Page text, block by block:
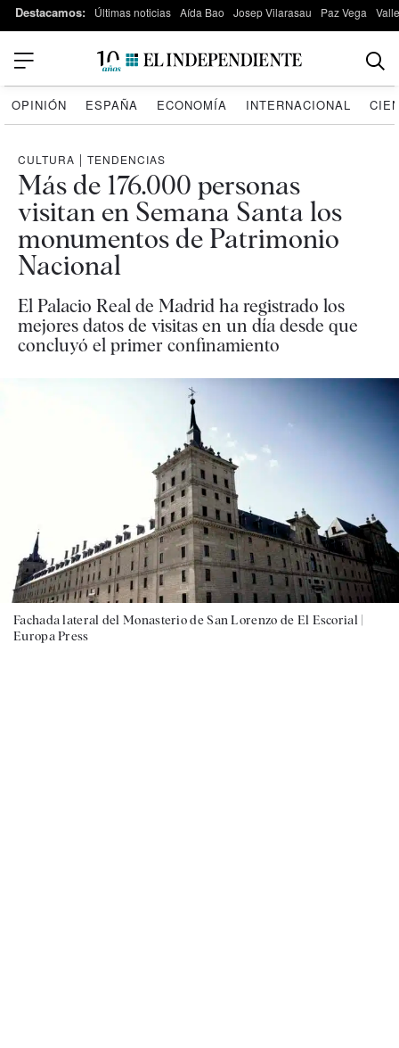
Destacamos: Últimas noticias Aída Bao Josep Vilarasau Paz Vega
OPINIÓN ESPAÑA ECONOMÍA INTERNACIONAL
CULTURA | TENDENCIAS
Más de 176.000 personas
visitan en Semana Santa los
monumentos de Patrimonio
Nacional
El Palacio Real de Madrid ha registrado los
mejores datos de visitas en un día desde que
concluyó el primer confinamiento
Fachada lateral del Monasterio de San Lorenzo de El Escorial |
Europa Press